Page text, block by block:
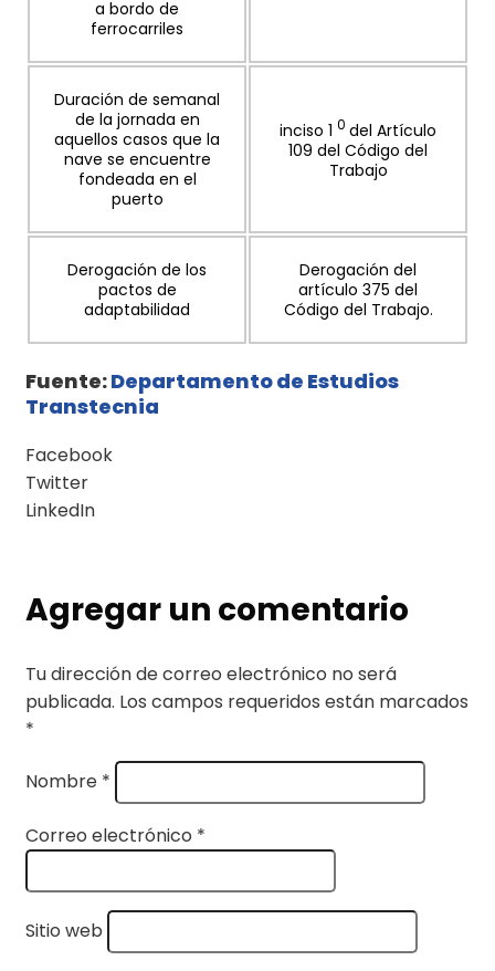
a bordo de
ferrocarriles
Duración de semanal
de la jornada en
aquellos casos que la
nave se encuentre
fondeada en el
puerto
inciso 1 0 del Artículo
109 del Código del
Trabajo
Derogación de los
pactos de
adaptabilidad
Derogación del
artículo 375 del
Código del Trabajo.
Fuente:Departamento de Estudios
Transtecnia
Facebook
Twitter
LinkedIn
Agregar un comentario
Tu dirección de correo electrónico no será
publicada. Los campos requeridos están marcados
*
Nombre *
Correo electrónico *
Sitio web